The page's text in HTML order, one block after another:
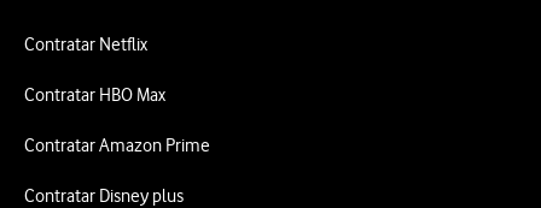
Contratar Netflix
Contratar HBO Max
Contratar Amazon Prime
Contratar Disney plus